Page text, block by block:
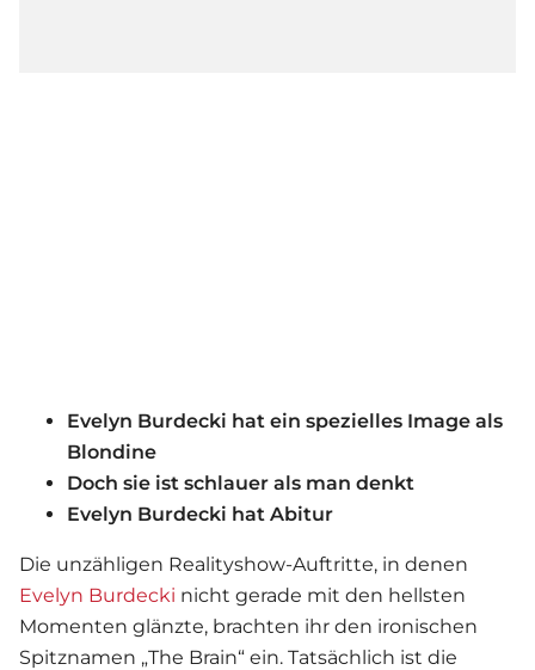
Evelyn Burdecki hat ein spezielles Image als
Blondine
Doch sie ist schlauer als man denkt
Evelyn Burdecki hat Abitur
Die unzähligen Realityshow-Auftritte, in denen
Evelyn Burdecki nicht gerade mit den hellsten
Momenten glänzte, brachten ihr den ironischen
Spitznamen „The Brain“ ein. Tatsächlich ist die